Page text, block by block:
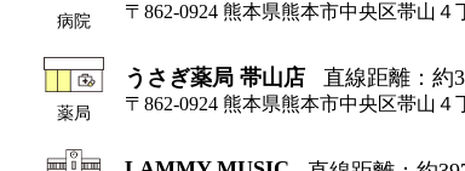
病院 〒862-0924 熊本県熊本市中央区帯山４
薬局
うさぎ薬局 帯山店 直線距離：約
〒862-0924 熊本県熊本市中央区帯山４